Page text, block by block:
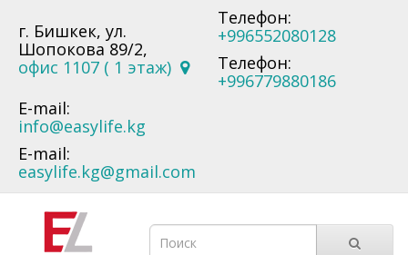
г. Бишкек, ул.
Шопокова 89/2,
офис 1107 ( 1 этаж)
Телефон:
+996552080128
Телефон:
+996779880186
E-mail:
info@easylife.kg
E-mail:
easylife.kg@gmail.com